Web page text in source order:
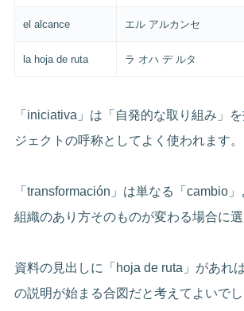
el alcance エル アルカンセ
la hoja de ruta ラ オハ デ ルタ
「iniciativa」は「自発的な取り組み」
ジェクトの呼称としてよく使われます。
「transformación」は単なる「cambio」
組織のあり方そのものが変わる場合に選
資料の見出しに「hoja de ruta」があれ
の説明が始まる合図だと考えてよいでし